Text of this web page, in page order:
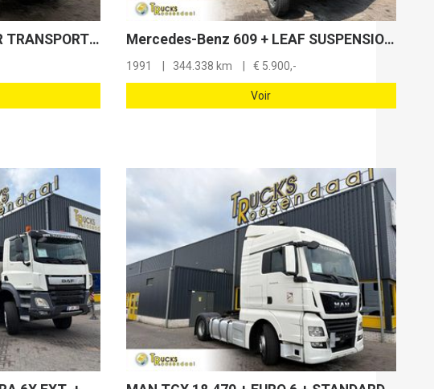
Mercedes-Benz 609 + CAR TRANSPORTER + WINCH + MANUAL Mercedes-Benz 609 + LEAF SUSPENSION + EURO 1
1991 344.338 km € 5.900,-
Voir